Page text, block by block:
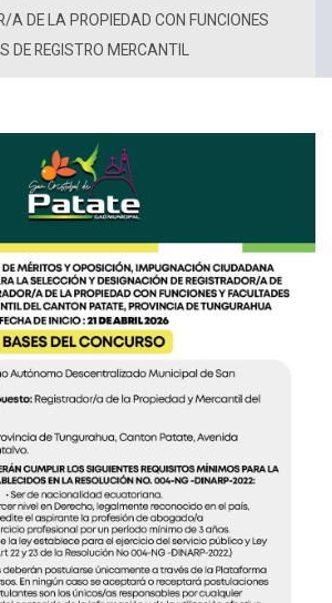
A DE LA PROPIEDAD CON FUNCIONES
DE REGISTRO MERCANTIL